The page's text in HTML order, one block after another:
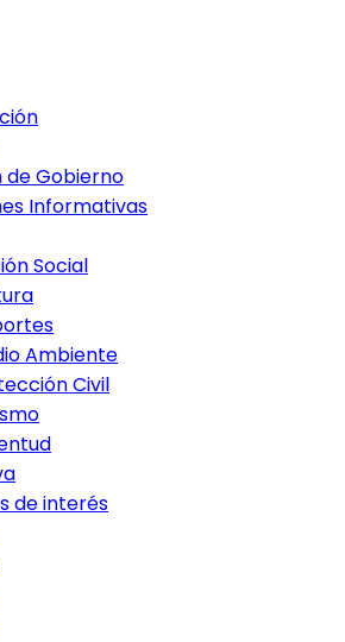
de Gobierno
Informativas
Social
Ambiente
Civil
de interés